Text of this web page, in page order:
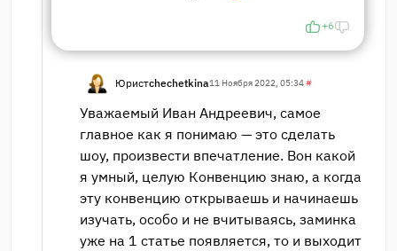
+6
Юристchechetkina11 Ноября 2022, 05:34#
Уважаемый Иван Андреевич, самое
главное как я понимаю — это сделать
шоу, произвести впечатление. Вон какой
я умный, целую Конвенцию знаю, а когда
эту конвенцию открываешь и начинаешь
изучать, особо и не вчитываясь, заминка
уже на 1 статье появляется, то и выходит